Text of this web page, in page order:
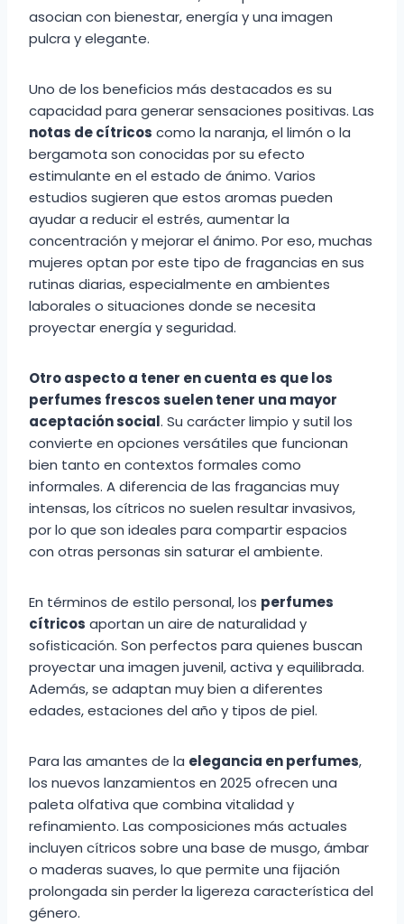
asocian con bienestar, energía y una imagen
pulcra y elegante.
Uno de los beneficios más destacados es su
capacidad para generar sensaciones positivas. Las
notas de cítricos como la naranja, el limón o la
bergamota son conocidas por su efecto
estimulante en el estado de ánimo. Varios
estudios sugieren que estos aromas pueden
ayudar a reducir el estrés, aumentar la
concentración y mejorar el ánimo. Por eso, muchas
mujeres optan por este tipo de fragancias en sus
rutinas diarias, especialmente en ambientes
laborales o situaciones donde se necesita
proyectar energía y seguridad.
Otro aspecto a tener en cuenta es que los
perfumes frescos suelen tener una mayor
aceptación social. Su carácter limpio y sutil los
convierte en opciones versátiles que funcionan
bien tanto en contextos formales como
informales. A diferencia de las fragancias muy
intensas, los cítricos no suelen resultar invasivos,
por lo que son ideales para compartir espacios
con otras personas sin saturar el ambiente.
En términos de estilo personal, los perfumes
cítricos aportan un aire de naturalidad y
sofisticación. Son perfectos para quienes buscan
proyectar una imagen juvenil, activa y equilibrada.
Además, se adaptan muy bien a diferentes
edades, estaciones del año y tipos de piel.
Para las amantes de la elegancia en perfumes,
los nuevos lanzamientos en 2025 ofrecen una
paleta olfativa que combina vitalidad y
refinamiento. Las composiciones más actuales
incluyen cítricos sobre una base de musgo, ámbar
o maderas suaves, lo que permite una fijación
prolongada sin perder la ligereza característica del
género.